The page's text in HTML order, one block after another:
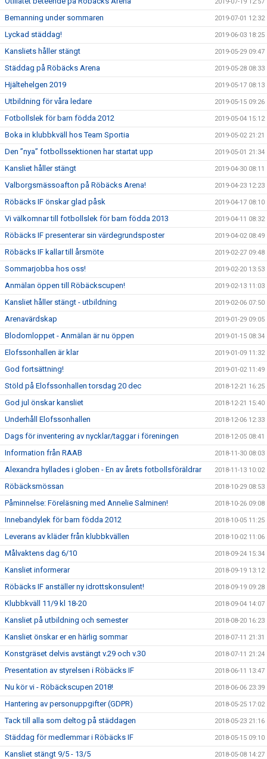
Bemanning under sommaren 2019-07-01 12:32
Lyckad städdag! 2019-06-03 18:25
Kansliets håller stängt 2019-05-29 09:47
Städdag på Röbäcks Arena 2019-05-28 08:33
Hjältehelgen 2019 2019-05-17 08:13
Utbildning för våra ledare 2019-05-15 09:26
Fotbollslek för barn födda 2012 2019-05-04 15:12
Boka in klubbkväll hos Team Sportia 2019-05-02 21:21
Den ”nya” fotbollssektionen har startat upp 2019-05-01 21:34
Kansliet håller stängt 2019-04-30 08:11
Valborgsmässoafton på Röbäcks Arena! 2019-04-23 12:23
Röbäcks IF önskar glad påsk 2019-04-17 08:10
Vi välkomnar till fotbollslek för barn födda 2013 2019-04-11 08:32
Röbäcks IF presenterar sin värdegrundsposter 2019-04-02 08:49
Röbäcks IF kallar till årsmöte 2019-02-27 09:48
Sommarjobba hos oss! 2019-02-20 13:53
Anmälan öppen till Röbäckscupen! 2019-02-13 11:03
Kansliet håller stängt - utbildning 2019-02-06 07:50
Arenavärdskap 2019-01-29 09:05
Blodomloppet - Anmälan är nu öppen 2019-01-15 08:34
Elofssonhallen är klar 2019-01-09 11:32
God fortsättning! 2019-01-02 11:49
Stöld på Elofssonhallen torsdag 20 dec 2018-12-21 16:25
God jul önskar kansliet 2018-12-21 15:40
Underhåll Elofssonhallen 2018-12-06 12:33
Dags för inventering av nycklar/taggar i föreningen 2018-12-05 08:41
Information från RAAB 2018-11-30 08:03
Alexandra hyllades i globen - En av årets fotbollsföräldrar 2018-11-13 10:02
Röbäcksmössan 2018-10-29 08:53
Påminnelse: Föreläsning med Annelie Salminen! 2018-10-26 09:08
Innebandylek för barn födda 2012 2018-10-05 11:25
Leverans av kläder från klubbkvällen 2018-10-02 11:06
Målvaktens dag 6/10 2018-09-24 15:34
Kansliet informerar 2018-09-19 13:12
Röbäcks IF anställer ny idrottskonsulent! 2018-09-19 09:28
Klubbkväll 11/9 kl 18-20 2018-09-04 14:07
Kansliet på utbildning och semester 2018-08-20 16:23
Kansliet önskar er en härlig sommar 2018-07-11 21:31
Konstgräset delvis avstängt v.29 och v.30 2018-07-11 21:24
Presentation av styrelsen i Röbäcks IF 2018-06-11 13:47
Nu kör vi - Röbäckscupen 2018! 2018-06-06 23:39
Hantering av personuppgifter (GDPR) 2018-05-25 17:02
Tack till alla som deltog på städdagen 2018-05-23 21:16
Städdag för medlemmar i Röbäcks IF 2018-05-15 09:10
Kansliet stängt 9/5 - 13/5 2018-05-08 14:27